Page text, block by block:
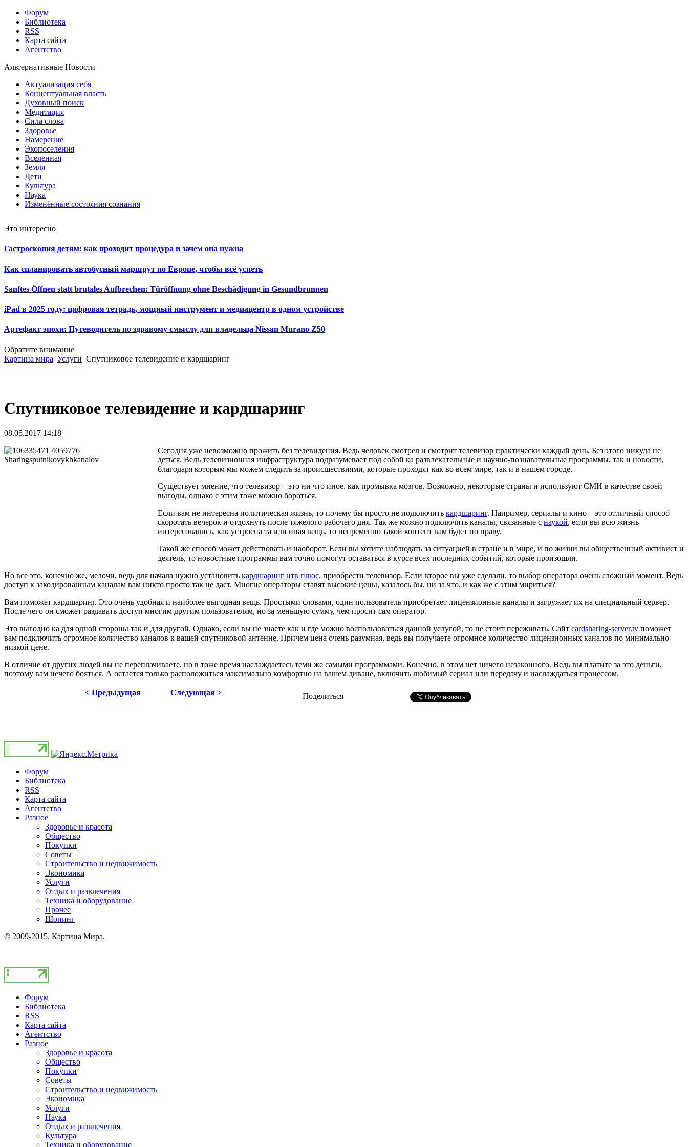
Форум
Библиотека
RSS
Карта сайта
Агентство
Альтернативные Новости
Актуализация себя
Концептуальная власть
Духовный поиск
Медитация
Сила слова
Здоровье
Намерение
Экопоселения
Вселенная
Земля
Дети
Культура
Наука
Изменённые состояния сознания
Это интересно
Гастроскопия детям: как проходит процедура и зачем она нужна
Как спланировать автобусный маршрут по Европе, чтобы всё успеть
Sanftes Öffnen statt brutales Aufbrechen: Türöffnung ohne Beschädigung in Gesundbrunnen
iPad в 2025 году: цифровая тетрадь, мощный инструмент и медиацентр в одном устройстве
Артефакт эпохи: Путеводитель по здравому смыслу для владельца Nissan Murano Z50
Обратите внимание
Картина мира Услуги Спутниковое телевидение и кардшаринг
Спутниковое телевидение и кардшаринг
08.05.2017 14:18 |
Сегодня уже невозможно прожить без телевидения. Ведь человек смотрел и смотрит телевизор практически каждый день. Без этого никуда не
деться. Ведь телевизионная инфраструктура подразумевает под собой ка развлекательные и научно-познавательные программы, так и новости,
благодаря которым мы можем следить за происшествиями, которые проходят как во всем мире, так и в нашем городе.
Существует мнение, что телевизор – это ни что иное, как промывка мозгов. Возможно, некоторые страны и используют СМИ в качестве своей
выгоды, однако с этим тоже можно бороться.
Если вам не интересна политическая жизнь, то почему бы просто не подключить кардшаринг. Например, сериалы и кино – это отличный способ
скоротать вечерок и отдохнуть после тяжелого рабочего дня. Так же можно подключить каналы, связанные с наукой, если вы всю жизнь
интересовались, как устроена та или иная вещь, то непременно такой контент вам будет по нраву.
Такой же способ может действовать и наоборот. Если вы хотите наблюдать за ситуацией в стране и в мире, и по жизни вы общественный активист и
деятель, то новостные программы вам точно помогут оставаться в курсе всех последних событий, которые произошли.
Но все это, конечно же, мелочи, ведь для начала нужно установить кардшаринг нтв плюс, приобрести телевизор. Если второе вы уже сделали, то выбор оператора очень сложный момент. Ведь
доступ к закодированным каналам вам никто просто так не даст. Многие операторы ставят высокие цены, казалось бы, ни за что, и как же с этим мириться?
Вам поможет кардшаринг. Это очень удобная и наиболее выгодная вещь. Простыми словами, один пользователь приобретает лицензионные каналы и загружает их на специальный сервер.
После чего он сможет раздавать доступ многим другим пользователям, но за меньшую сумму, чем просит сам оператор.
Это выгодно ка для одной стороны так и для другой. Однако, если вы не знаете как и где можно воспользоваться данной услугой, то не стоит переживать. Сайт cardsharing-server.tv поможет
вам подключить огромное количество каналов к вашей спутниковой антенне. Причем цена очень разумная, ведь вы получаете огромное количество лицензионных каналов по минимально
низкой цене.
В отличие от других людей вы не переплачиваете, но в тоже время наслаждаетесь теми же самыми программами. Конечно, в этом нет ничего незаконного. Ведь вы платите за это деньги,
поэтому вам нечего бояться. А остается только расположиться максимально комфортно на вашем диване, включить любимый сериал или передачу и наслаждаться процессом.
Поделиться
< Предыдущая Следующая >
Форум
Библиотека
RSS
Карта сайта
Агентство
Разное
Здоровье и красота
Общество
Покупки
Советы
Строительство и недвижимость
Экономика
Услуги
Отдых и развлечения
Техника и оборудование
Прочее
Шопинг
© 2009-2015. Картина Мира.
Форум
Библиотека
RSS
Карта сайта
Агентство
Разное
Здоровье и красота
Общество
Покупки
Советы
Строительство и недвижимость
Экономика
Услуги
Наука
Отдых и развлечения
Культура
Техника и оборудование